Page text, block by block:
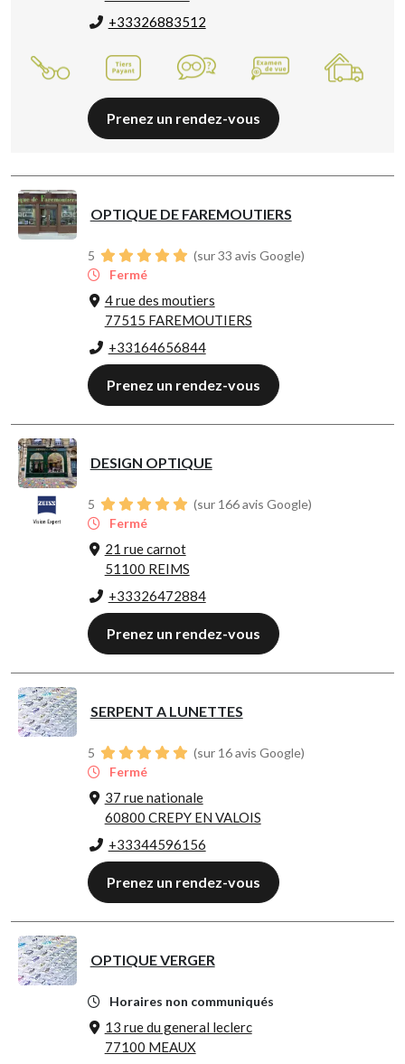
+33326883512
Prenez un rendez-vous
OPTIQUE DE FAREMOUTIERS
5
(sur 33 avis Google)
Fermé
4 rue des moutiers
77515 FAREMOUTIERS
+33164656844
Prenez un rendez-vous
DESIGN OPTIQUE
5
(sur 166 avis Google)
Fermé
21 rue carnot
51100 REIMS
+33326472884
Prenez un rendez-vous
SERPENT A LUNETTES
5
(sur 16 avis Google)
Fermé
37 rue nationale
60800 CREPY EN VALOIS
+33344596156
Prenez un rendez-vous
OPTIQUE VERGER
Horaires non communiqués
13 rue du general leclerc
77100 MEAUX